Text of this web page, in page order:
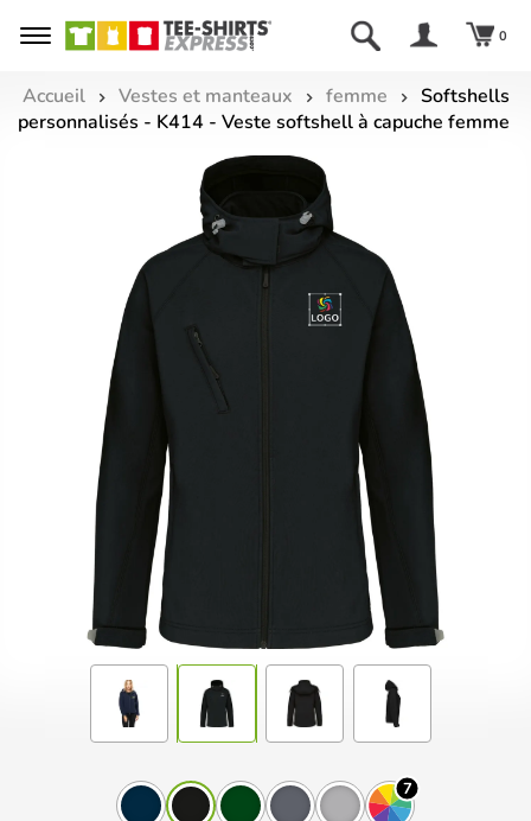
0
Accueil Vestes et manteaux femme
Softshells
personnalisés - K414 - Veste softshell à capuche femme
7